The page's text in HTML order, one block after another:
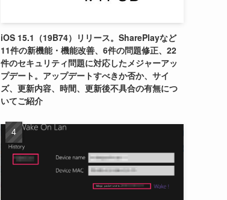
iOS 15.1（19B74）リリース。SharePlayなど
11件の新機能・機能改善、6件の問題修正、22
件のセキュリティ問題に対応したメジャーアッ
プデート。アップデートすべきか否か、サイ
ズ、更新内容、時間、更新後不具合の有無につ
いてご紹介